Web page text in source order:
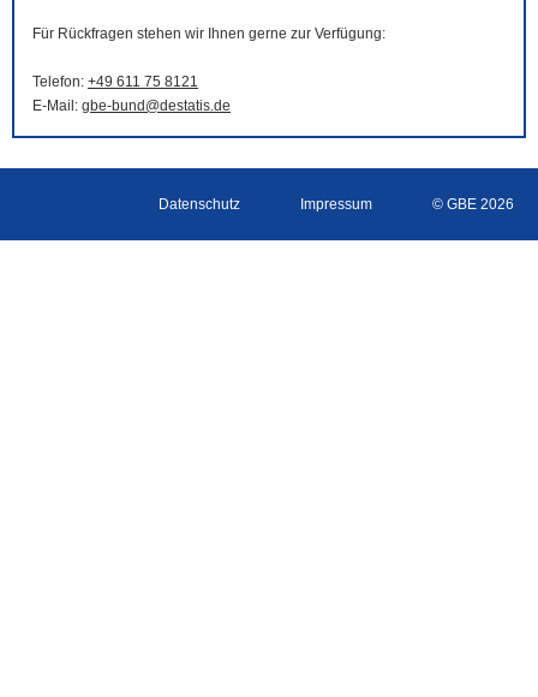
Für Rückfragen stehen wir Ihnen gerne zur Verfügung:
Telefon: +49 611 75 8121
E-Mail : gbe-bund@destatis.de
Datenschutz Impressum © GBE 2026